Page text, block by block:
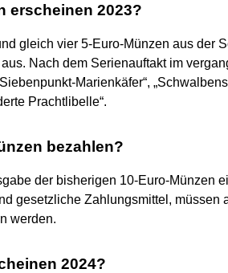
erscheinen 2023?
gleich vier 5-Euro-Münzen aus der
Nach dem Serienauftakt im
Marienkäfer“,
Prachtlibelle“.
bezahlen?
der bisherigen 10-Euro-Münzen
gesetzliche Zahlungsmittel, müssen
werden.
2024?